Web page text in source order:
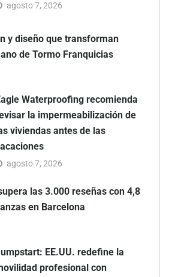
agosto 7, 2026
y diseño que transforman
de Tormo Franquicias
Waterproofing recomienda
la impermeabilización de
viviendas antes de las
agosto 7, 2026
las 3.000 reseñas con 4,8
en Barcelona
EE.UU. redefine la
profesional con